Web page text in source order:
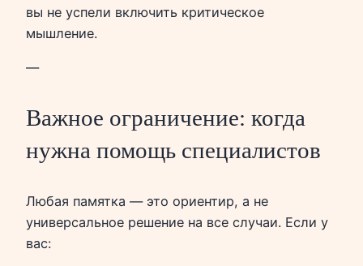
вы не успели включить критическое
мышление.
—
Важное ограничение: когда
нужна помощь специалистов
Любая памятка — это ориентир, а не
универсальное решение на все случаи. Если у
вас: